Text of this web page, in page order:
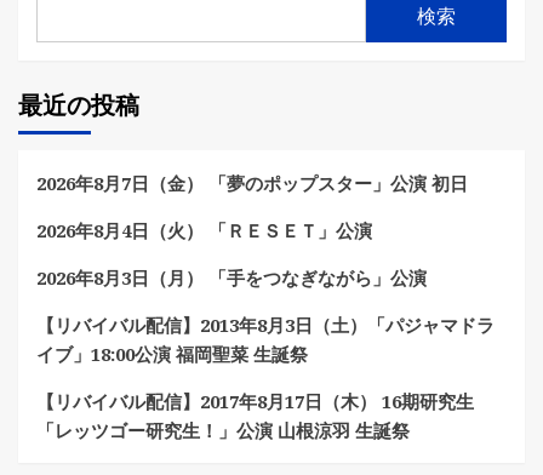
検索
最近の投稿
2026年8月7日（金） 「夢のポップスター」公演 初日
2026年8月4日（火） 「ＲＥＳＥＴ」公演
2026年8月3日（月） 「手をつなぎながら」公演
【リバイバル配信】2013年8月3日（土）「パジャマドラ
イブ」18:00公演 福岡聖菜 生誕祭
【リバイバル配信】2017年8月17日（木） 16期研究生
「レッツゴー研究生！」公演 山根涼羽 生誕祭